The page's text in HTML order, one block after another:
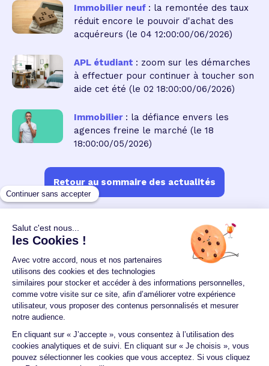
Immobilier neuf : la remontée des taux
réduit encore le pouvoir d'achat des
acquéreurs (le 04 12:00:00/06/2026)
APL étudiant : zoom sur les démarches
à effectuer pour continuer à toucher son
aide cet été (le 02 18:00:00/06/2026)
Immobilier : la défiance envers les
agences freine le marché (le 18
18:00:00/05/2026)
Retour au sommaire des actualités
Un crédit vous engage et doit être remboursé.
Vérifiez vos capacités de remboursement avant de
vous engager.
Aucun versement, de quelque nature que ce soit, ne
peut être exigé d'un particulier avant l'obtention
d'un ou plusieurs prêts d'argent.